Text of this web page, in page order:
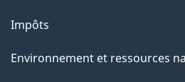
Impôts
Environnement et ressources